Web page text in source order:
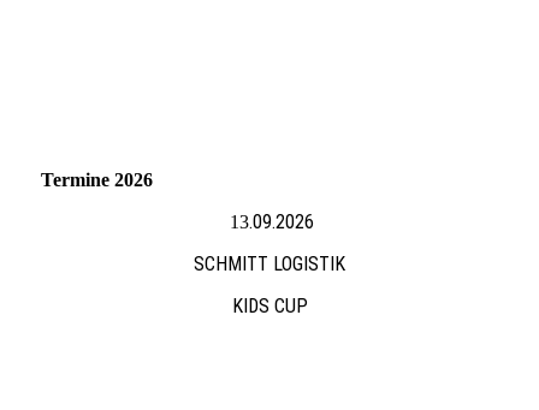
Termine 2026
13.09.2026
SCHMITT LOGISTIK
KIDS CUP